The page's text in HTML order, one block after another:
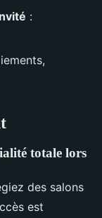
:
totale lors
des salons
est